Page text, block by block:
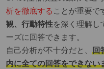
析を徹底する ことが重要で
観、行動特性を深く理解し
ーズに回答できます。
自己分析が不十分だと、 回
内に全ての回答をできない